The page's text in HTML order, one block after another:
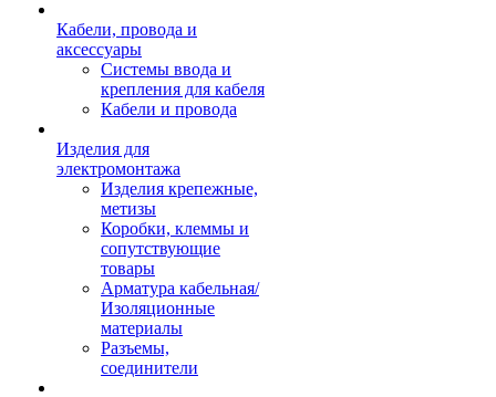
Кабели, провода и
аксессуары
Системы ввода и
крепления для кабеля
Кабели и провода
Изделия для
электромонтажа
Изделия крепежные,
метизы
Коробки, клеммы и
сопутствующие
товары
Арматура кабельная/
Изоляционные
материалы
Разъемы,
соединители